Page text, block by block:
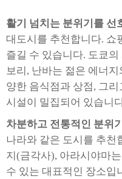
활기 넘치는 분위기를 선
대도시를 추천합니다. 쇼
즐길 수 있습니다. 도쿄
보리, 난바는 젊은 에너
양한 음식점과 상점, 그
시설이 밀집되어 있습니
차분하고 전통적인 분위
나라와 같은 도시를 추천
지(금각사), 아라시야마
수 있는 대표적인 장소입